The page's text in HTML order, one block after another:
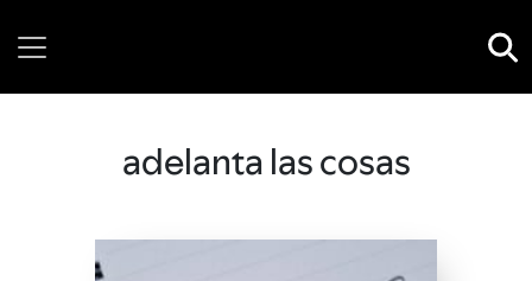
adelanta las cosas